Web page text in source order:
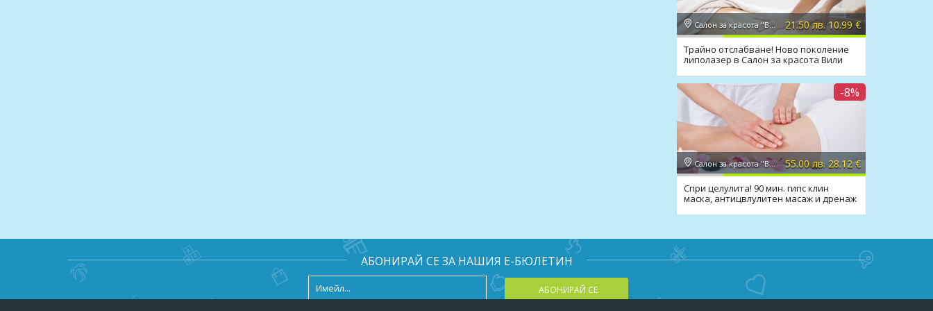
Салон за красота "Вили" 21.50 лв. 10.99 €
Трайно отслабване! Ново поколение
липолазер в Салон за красота Вили
-8%
Салон за красота "Вили" 55.00 лв. 28.12 €
Спри целулита! 90 мин. гипс клин
маска, антицвлулитен масаж и дренаж
АБОНИРАЙ СЕ ЗА НАШИЯ Е-БЮЛЕТИН
АБОНИРАЙ СЕ